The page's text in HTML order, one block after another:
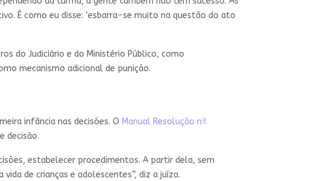
É como eu disse: ‘esbarra-se muito na questão do ato
do Judiciário e do Ministério Público, como
mecanismo adicional de punição.
infância nas decisões. O Manual Resolução nº
decisão.
estabelecer procedimentos. A partir dela, sem
de crianças e adolescentes”, diz a juíza.